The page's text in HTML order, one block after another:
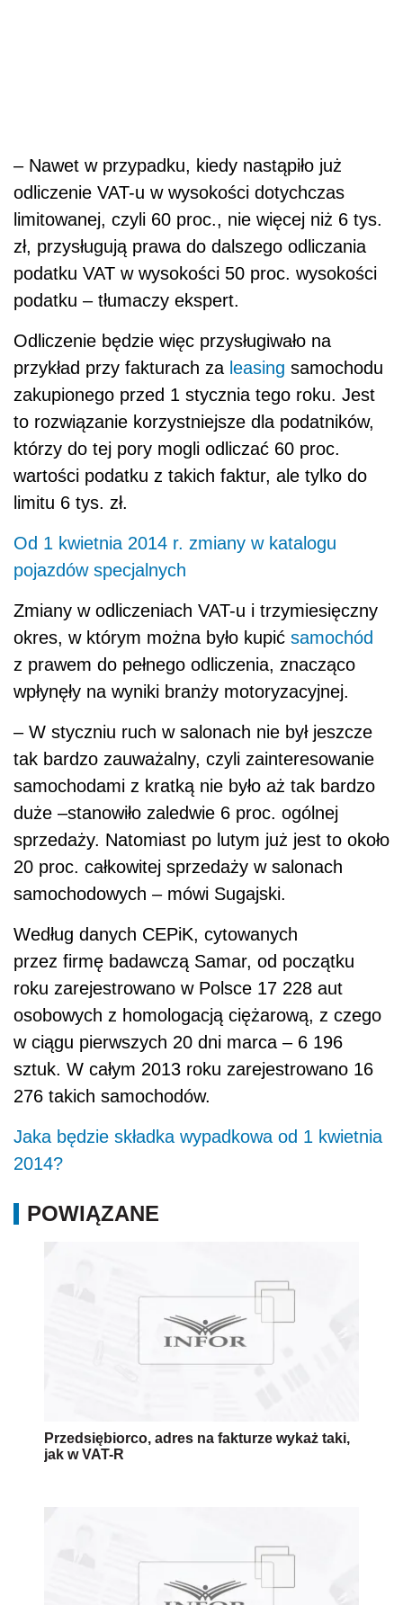
– Nawet w przypadku, kiedy nastąpiło już
odliczenie VAT-u w wysokości dotychczas
limitowanej, czyli 60 proc., nie więcej niż 6 tys.
zł, przysługują prawa do dalszego odliczania
podatku VAT w wysokości 50 proc. wysokości
podatku – tłumaczy ekspert.
Odliczenie będzie więc przysługiwało na
przykład przy fakturach za leasing samochodu
zakupionego przed 1 stycznia tego roku. Jest
to rozwiązanie korzystniejsze dla podatników,
którzy do tej pory mogli odliczać 60 proc.
wartości podatku z takich faktur, ale tylko do
limitu 6 tys. zł.
Od 1 kwietnia 2014 r. zmiany w katalogu
pojazdów specjalnych
Zmiany w odliczeniach VAT-u i trzymiesięczny
okres, w którym można było kupić samochód
z prawem do pełnego odliczenia, znacząco
wpłynęły na wyniki branży motoryzacyjnej.
– W styczniu ruch w salonach nie był jeszcze
tak bardzo zauważalny, czyli zainteresowanie
samochodami z kratką nie było aż tak bardzo
duże –stanowiło zaledwie 6 proc. ogólnej
sprzedaży. Natomiast po lutym już jest to około
20 proc. całkowitej sprzedaży w salonach
samochodowych – mówi Sugajski.
Według danych CEPiK, cytowanych
przez firmę badawczą Samar, od początku
roku zarejestrowano w Polsce 17 228 aut
osobowych z homologacją ciężarową, z czego
w ciągu pierwszych 20 dni marca – 6 196
sztuk. W całym 2013 roku zarejestrowano 16
276 takich samochodów.
Jaka będzie składka wypadkowa od 1 kwietnia
2014?
POWIĄZANE
Przedsiębiorco, adres na fakturze wykaż taki,
jak w VAT-R